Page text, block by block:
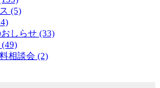
(5)
おしらせ (33)
(49)
相談会 (2)